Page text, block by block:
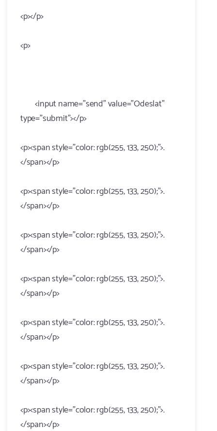
<p></p>
<p>
<input name="send" value="Odeslat"
type="submit"></p>
<p><span style="color: rgb(255, 133, 250);">.
</span></p>
<p><span style="color: rgb(255, 133, 250);">.
</span></p>
<p><span style="color: rgb(255, 133, 250);">.
</span></p>
<p><span style="color: rgb(255, 133, 250);">.
</span></p>
<p><span style="color: rgb(255, 133, 250);">.
</span></p>
<p><span style="color: rgb(255, 133, 250);">.
</span></p>
<p><span style="color: rgb(255, 133, 250);">.
</span></p>